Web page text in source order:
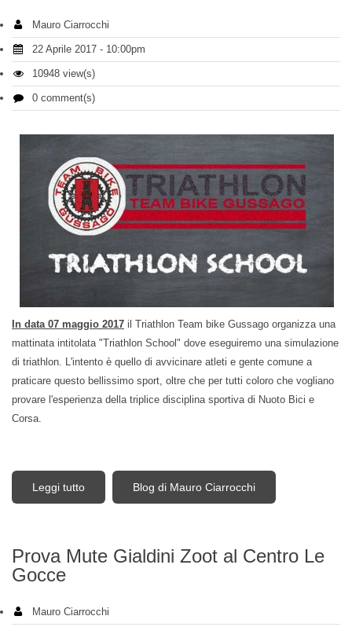
Mauro Ciarrocchi
22 Aprile 2017 - 10:00pm
10948 view(s)
0 comment(s)
In data 07 maggio 2017 il Triathlon Team bike Gussago organizza una
mattinata intitolata "Triathlon School" dove eseguiremo una simulazione
di triathlon. L'intento è quello di avvicinare atleti e gente comune a
praticare questo bellissimo sport, oltre che per tutti coloro che vogliano
provare l'esperienza della triplice disciplina sportiva di Nuoto Bici e
Corsa.
Leggi tutto su Triathlon school maggio - 2017, Vieni a provare.
Blog di Mauro Ciarrocchi
Prova Mute Gialdini Zoot al Centro Le
Gocce
Mauro Ciarrocchi